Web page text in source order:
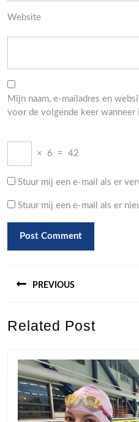
Website
Mijn naam, e-mailadres en
voor de volgende keer wanneer
× 6 = 42
Stuur mij een e-mail als er
Stuur mij een e-mail als er
PREVIOUS
post:
Related Post